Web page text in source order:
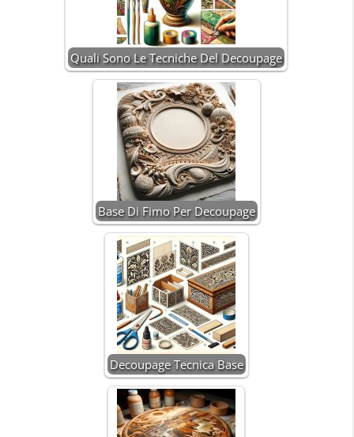
Quali Sono Le Tecniche Del Decoupage
Base Di Fimo Per Decoupage
Decoupage Tecnica Base